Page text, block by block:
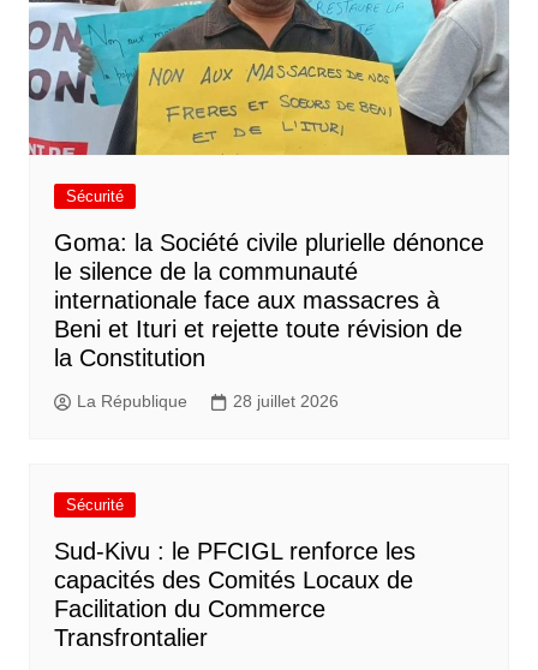
Sécurité
Goma: la Société civile plurielle dénonce
le silence de la communauté
internationale face aux massacres à
Beni et Ituri et rejette toute révision de
la Constitution
La République 28 juillet 2026
Sécurité
Sud-Kivu : le PFCIGL renforce les
capacités des Comités Locaux de
Facilitation du Commerce
Transfrontalier